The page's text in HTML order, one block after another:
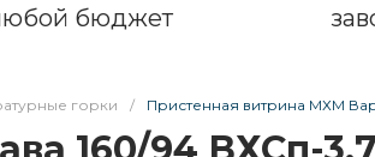
бюджет
горки / Пристенная витрина МХМ